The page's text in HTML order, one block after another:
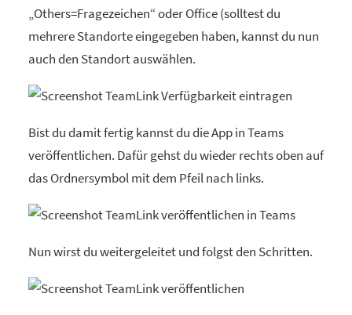
„Others=Fragezeichen“ oder Office (solltest du
mehrere Standorte eingegeben haben, kannst du nun
auch den Standort auswählen.
Bist du damit fertig kannst du die App in Teams
veröffentlichen. Dafür gehst du wieder rechts oben auf
das Ordnersymbol mit dem Pfeil nach links.
Nun wirst du weitergeleitet und folgst den Schritten.